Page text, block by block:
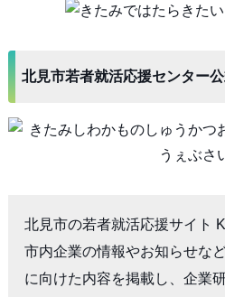
北見市若者就活応援センター
北見市の若者就活応援サイト
市内企業の情報やお知らせな
に向けた内容を掲載し、企業